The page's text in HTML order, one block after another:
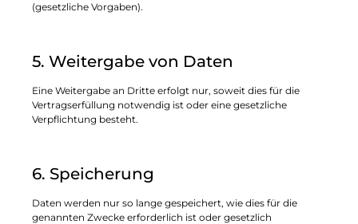
(gesetzliche Vorgaben).
5. Weitergabe von Daten
Eine Weitergabe an Dritte erfolgt nur, soweit dies für die
Vertragserfüllung notwendig ist oder eine gesetzliche
Verpflichtung besteht.
6. Speicherung
Daten werden nur so lange gespeichert, wie dies für die
genannten Zwecke erforderlich ist oder gesetzlich